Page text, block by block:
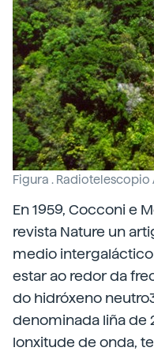
Figura . Radiotelescopio
En 1959, Cocconi e
revista Nature un
medio
estar ao redor da
do hidróxeno
denominada liña de
lonxitude de onda,